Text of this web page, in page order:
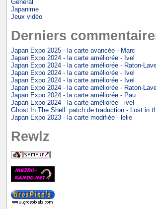
Général
Japanime
Jeux vidéo
Derniers
Japan Expo 2025 - la carte avancée - Marc
Japan Expo 2024 - la carte améliorée - Ivel
Japan Expo 2024 - la carte améliorée - Raton-
Japan Expo 2024 - la carte améliorée - Ivel
Japan Expo 2024 - la carte améliorée - Ivel
Japan Expo 2024 - la carte améliorée - Raton-
Japan Expo 2024 - la carte améliorée - Pau
Japan Expo 2024 - la carte améliorée - ivel
Ghost In The Shell: patch de traduction - Lost in
Japan Expo 2023 - la carte modifiée - lelie
Rewlz